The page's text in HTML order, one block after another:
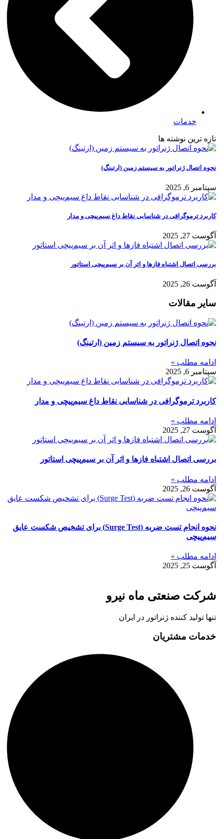
خدمات
تازه ترین نوشته ها
نحوه اتصال ژنراتور به سیستم زمین (ارتینگ)
سپتامبر 6, 2025
کاربرد ترموگرافی در شناسایی نقاط داغ سیم‌پیچی و مدار
آگوست 27, 2025
بررسی اتصال اشتباه فازها و اثر آن بر سیم‌پیچی استاتور
آگوست 26, 2025
سایر مقالات
نحوه اتصال ژنراتور به سیستم زمین (ارتینگ)
ادامه مطلب »
سپتامبر 6, 2025
کاربرد ترموگرافی در شناسایی نقاط داغ سیم‌پیچی و مدار
ادامه مطلب »
آگوست 27, 2025
بررسی اتصال اشتباه فازها و اثر آن بر سیم‌پیچی استاتور
ادامه مطلب »
آگوست 26, 2025
نحوه انجام تست ضربه (Surge Test) برای تشخیص شکست عایق
سیم‌پیچی
ادامه مطلب »
آگوست 25, 2025
شرکت صنعتی ماه نیرو
تنها تولید کننده ژنراتور در ایران
خدمات مشتریان